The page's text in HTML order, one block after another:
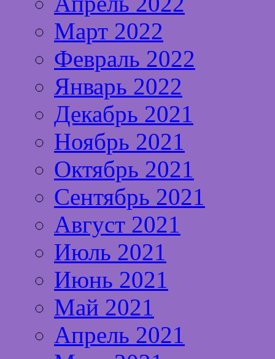
Март 2022
Февраль 2022
Январь 2022
Декабрь 2021
Ноябрь 2021
Октябрь 2021
Сентябрь 2021
Август 2021
Июль 2021
Июнь 2021
Май 2021
Апрель 2021